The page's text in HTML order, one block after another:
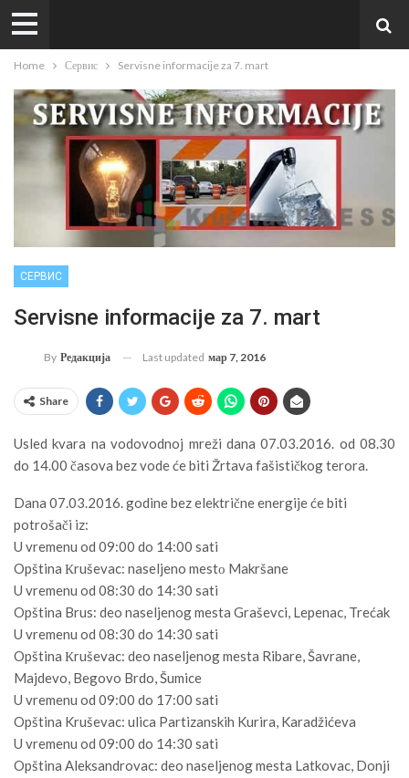
Home Сервис Servisne informacije za 7. mart
СЕРВИС
Servisne informacije za 7. mart
By Редакција Last updated мар 7, 2016
Share
Usled kvara na vodovodnoj mreži dana 07.03.2016. od 08.30
do 14.00 časova bez vode će biti Žrtava fašističkog terora.
Dana 07.03.2016. godine bez električne energije će biti
potrošači iz:
U vremenu od 09:00 do 14:00 sati
Opština Кruševac: naseljeno mestо Makršane
U vremenu od 08:30 do 14:30 sati
Opština Brus: deo naseljenog mesta Graševci, Lepenac, Trećak
U vremenu od 08:30 do 14:30 sati
Opština Кruševac: deo naseljenog mesta Ribare, Šavrane,
Majdevo, Begovo Brdo, Šumice
U vremenu od 09:00 do 17:00 sati
Opština Kruševac: ulica Partizanskih Kurira, Karadžićeva
U vremenu od 09:00 do 14:30 sati
Opština Aleksandrovac: deo naseljenog mesta Latkovac, Donji